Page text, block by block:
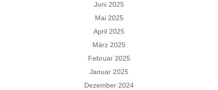
Juni 2025
Mai 2025
April 2025
März 2025
Februar 2025
Januar 2025
Dezember 2024